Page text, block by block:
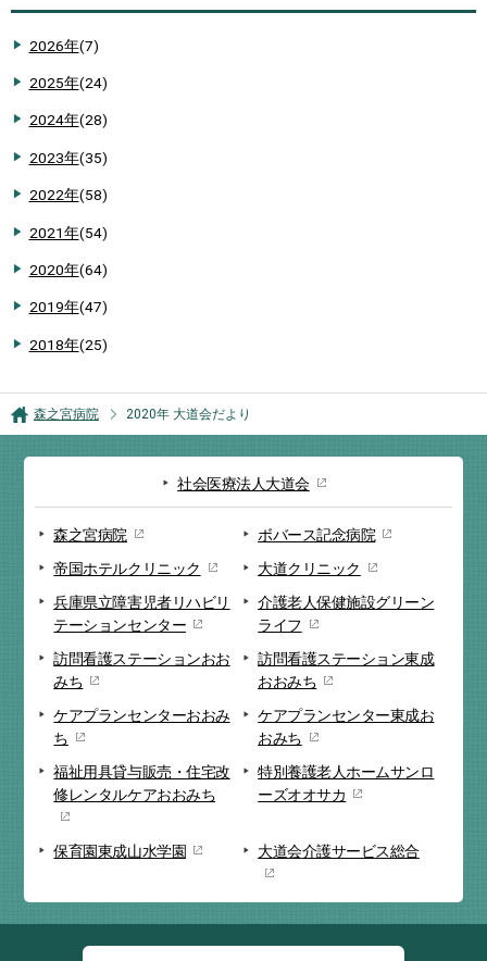
2026年(7)
2025年(24)
2024年(28)
2023年(35)
2022年(58)
2021年(54)
2020年(64)
2019年(47)
2018年(25)
森之宮病院 2020年 大道会だより
社会医療法人大道会
森之宮病院
ボバース記念病院
帝国ホテルクリニック
大道クリニック
兵庫県立障害児者リハビリ
テーションセンター
介護老人保健施設グリーン
ライフ
訪問看護ステーションおお
みち
訪問看護ステーション東成
おおみち
ケアプランセンターおおみ
ち
ケアプランセンター東成お
おみち
福祉用具貸与販売・住宅改
修レンタルケアおおみち
特別養護老人ホームサンロ
ーズオオサカ
保育園東成山水学園 大道会介護サービス総合